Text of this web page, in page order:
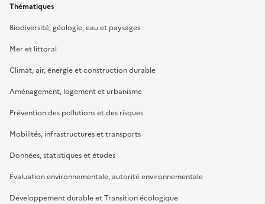
Thématiques
Biodiversité, géologie, eau et paysages
Mer et littoral
Climat, air, énergie et construction durable
Aménagement, logement et urbanisme
Prévention des pollutions et des risques
Mobilités, infrastructures et transports
Données, statistiques et études
Évaluation environnementale, autorité environnementale
Développement durable et Transition écologique